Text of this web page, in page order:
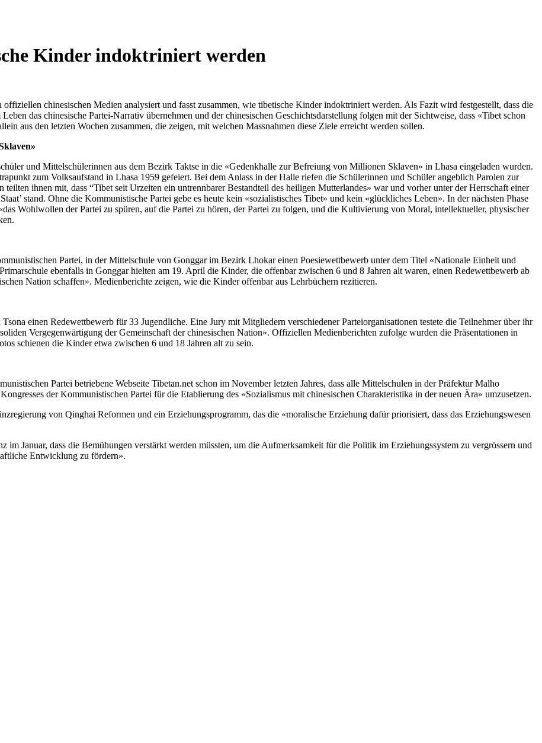
Kinder indoktriniert werden
chinesischen Medien analysiert und fasst zusammen, wie tibetische Kinder indoktriniert werden. Als Fazit wird festgestellt, dass die
das chinesische Partei-Narrativ übernehmen und der chinesischen Geschichtsdarstellung folgen mit der Sichtweise, dass «Tibet schon
aus den letzten Wochen zusammen, die zeigen, mit welchen Massnahmen diese Ziele erreicht werden sollen.
und Mittelschülerinnen aus dem Bezirk Taktse in die «Gedenkhalle zur Befreiung von Millionen Sklaven» in Lhasa eingeladen wurden.
zum Volksaufstand in Lhasa 1959 gefeiert. Bei dem Anlass in der Halle riefen die Schülerinnen und Schüler angeblich Parolen zur
ihnen mit, dass “Tibet seit Urzeiten ein untrennbarer Bestandteil des heiligen Mutterlandes» war und vorher unter der Herrschaft einer
stand. Ohne die Kommunistische Partei gebe es heute kein «sozialistisches Tibet» und kein «glückliches Leben». In der nächsten Phase
Wohlwollen der Partei zu spüren, auf die Partei zu hören, der Partei zu folgen, und die Kultivierung von Moral, intellektueller, physischer
Partei, in der Mittelschule von Gonggar im Bezirk Lhokar einen Poesiewettbewerb unter dem Titel «Nationale Einheit und
ebenfalls in Gonggar hielten am 19. April die Kinder, die offenbar zwischen 6 und 8 Jahren alt waren, einen Redewettbewerb ab
Nation schaffen». Medienberichte zeigen, wie die Kinder offenbar aus Lehrbüchern rezitieren.
einen Redewettbewerb für 33 Jugendliche. Eine Jury mit Mitgliedern verschiedener Parteiorganisationen testete die Teilnehmer über ihr
Vergegenwärtigung der Gemeinschaft der chinesischen Nation». Offiziellen Medienberichten zufolge wurden die Präsentationen in
schienen die Kinder etwa zwischen 6 und 18 Jahren alt zu sein.
Partei betriebene Webseite Tibetan.net schon im November letzten Jahres, dass alle Mittelschulen in der Präfektur Malho
der Kommunistischen Partei für die Etablierung des «Sozialismus mit chinesischen Charakteristika in der neuen Ära» umzusetzen.
von Qinghai Reformen und ein Erziehungsprogramm, das die «moralische Erziehung dafür priorisiert, dass das Erziehungswesen
im Januar, dass die Bemühungen verstärkt werden müssten, um die Aufmerksamkeit für die Politik im Erziehungssystem zu vergrössern und
Entwicklung zu fördern».